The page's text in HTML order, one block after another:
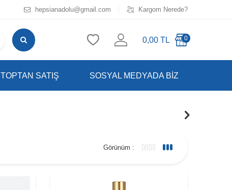
hepsianadolu@gmail.com Kargom Nerede?
0,00 TL 0
TOPTAN SATIŞ SOSYAL MEDYADA BIZ
Görünüm :